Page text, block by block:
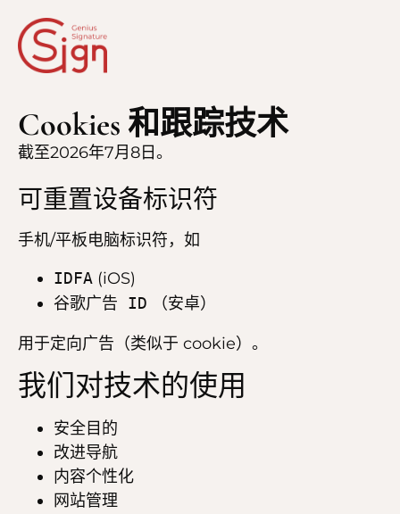
Cookies 和跟踪技术
截至2026年7月8日。
可重置设备标识符
手机/平板电脑标识符，如
IDFA (iOS)
谷歌广告 ID （安卓）
用于定向广告（类似于 cookie）。
我们对技术的使用
安全目的
改进导航
内容个性化
网站管理